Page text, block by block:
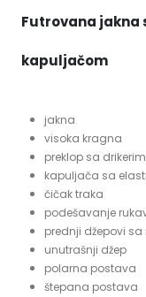
Futrovana jakna
kapuljačom
jakna
visoka kragna
preklop sa
kapuljača sa
čičak traka
podešavanje
prednji džepovi
unutrašnji džep
polarna postava
štepana postava